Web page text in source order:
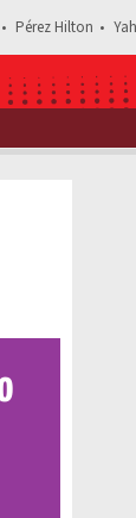
Pérez Hilton
esta noticia